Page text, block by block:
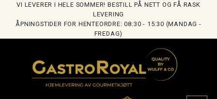
VI LEVERER I HELE SOMMER! BESTILL PÅ NETT OG FÅ RASK
LEVERING
ÅPNINGSTIDER FOR HENTEORDRE: 08:30 - 15:30 (MANDAG -
FREDAG)